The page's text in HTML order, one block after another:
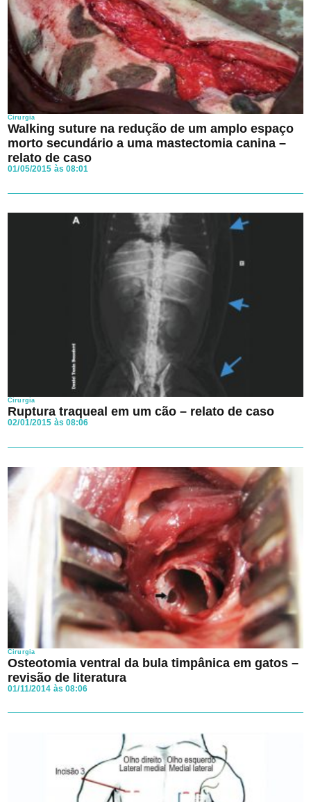
Cirurgia
Walking suture na redução de um amplo espaço
morto secundário a uma mastectomia canina –
relato de caso
01/05/2015 às 08:01
Cirurgia
Ruptura traqueal em um cão – relato de caso
02/01/2015 às 08:06
Cirurgia
Osteotomia ventral da bula timpânica em gatos –
revisão de literatura
01/11/2014 às 08:06